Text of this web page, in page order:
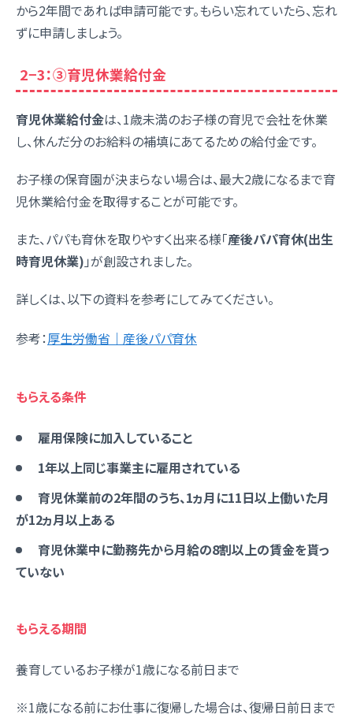
から2年間であれば申請可能です。もらい忘れていたら、忘れ
ずに申請しましょう。
2−3：③育児休業給付金
育児休業給付金は、1歳未満のお子様の育児で会社を休業
し、休んだ分のお給料の補填にあてるための給付金です。
お子様の保育園が決まらない場合は、最大2歳になるまで育
児休業給付金を取得することが可能です。
また、パパも育休を取りやすく出来る様「産後パパ育休(出生
時育児休業) 」が創設されました。
詳しくは、以下の資料を参考にしてみてください。
参考：厚生労働省｜産後パパ育休
もらえる条件
雇用保険に加入していること
1年以上同じ事業主に雇用されている
育児休業前の2年間のうち、1ヵ月に11日以上働いた月
が12ヵ月以上ある
育児休業中に勤務先から月給の8割以上の賃金を貰っ
ていない
もらえる期間
養育しているお子様が1歳になる前日まで
※1歳になる前にお仕事に復帰した場合は、復帰日前日まで